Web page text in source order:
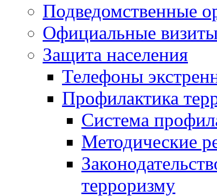
Подведомственные
Официальные
Защита населения
Телефоны
Профилактика
Система
Методические
терроризму